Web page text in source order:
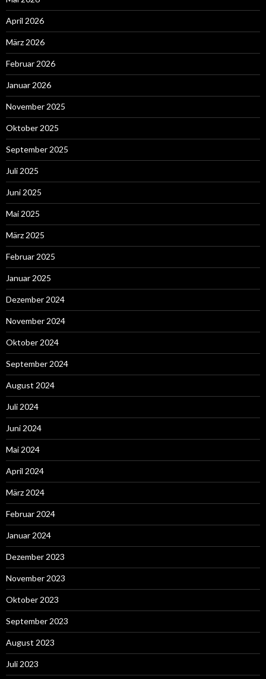
April 2026
März 2026
Februar 2026
Januar 2026
November 2025
Oktober 2025
September 2025
Juli 2025
Juni 2025
Mai 2025
März 2025
Februar 2025
Januar 2025
Dezember 2024
November 2024
Oktober 2024
September 2024
August 2024
Juli 2024
Juni 2024
Mai 2024
April 2024
März 2024
Februar 2024
Januar 2024
Dezember 2023
November 2023
Oktober 2023
September 2023
August 2023
Juli 2023